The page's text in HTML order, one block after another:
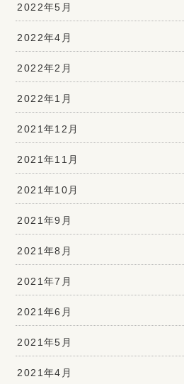
2022年5月
2022年4月
2022年2月
2022年1月
2021年12月
2021年11月
2021年10月
2021年9月
2021年8月
2021年7月
2021年6月
2021年5月
2021年4月